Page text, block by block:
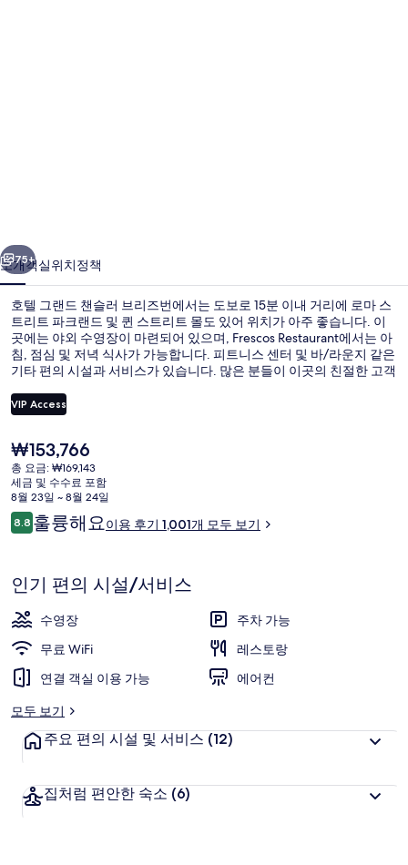
러
브
리
즈
번
의
진
갤
러
75+
소개객실위치정책
호텔 그랜드 챈슬러 브리즈번에서는 도보로 15분 이내 거리에 로마 스
트리트 파크랜드 및 퀸 스트리트 몰도 있어 위치가 아주 좋습니다. 이
곳에는 야외 수영장이 마련되어 있으며, Frescos Restaurant에서는 아
침, 점심 및 저녁 식사가 가능합니다. 피트니스 센터 및 바/라운지 같은
기타 편의 시설과 서비스가 있습니다. 많은 분들이 이곳의 친절한 고객
VIP Access
현
재
가
격
은
₩153,766
₩153,766
총 요금: ₩169,143
세금 및 수수료 포함
8월 23일 ~ 8월 24일
이
용
기
8.810점 만점 중 8.8점.
훌륭해요이용 후기 1,001개 모두 보기
인기 편의 시설/서비스
수영장
주차 가능
무료 WiFi
레스토랑
연결 객실 이용 가능
에어컨
모두 보기
주요 편의 시설 및 서비스 (12)
집처럼 편안한 숙소 (6)